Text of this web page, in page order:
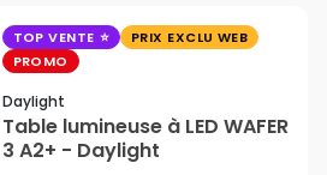
TOP VENTE
PRIX EXCLU WEB
PROMO
Daylight
Table lumineuse à LED WAFER
3 A2+ - Daylight